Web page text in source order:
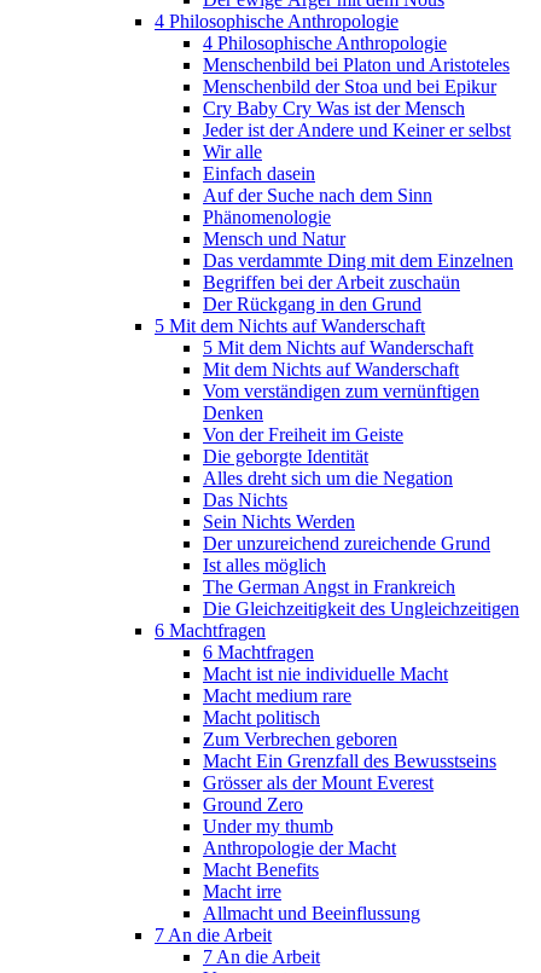
4 Philosophische Anthropologie
4 Philosophische Anthropologie
Menschenbild bei Platon und Aristoteles
Menschenbild der Stoa und bei Epikur
Cry Baby Cry Was ist der Mensch
Jeder ist der Andere und Keiner er selbst
Wir alle
Einfach dasein
Auf der Suche nach dem Sinn
Phänomenologie
Mensch und Natur
Das verdammte Ding mit dem Einzelnen
Begriffen bei der Arbeit zuschaün
Der Rückgang in den Grund
5 Mit dem Nichts auf Wanderschaft
5 Mit dem Nichts auf Wanderschaft
Mit dem Nichts auf Wanderschaft
Vom verständigen zum vernünftigen
Denken
Von der Freiheit im Geiste
Die geborgte Identität
Alles dreht sich um die Negation
Das Nichts
Sein Nichts Werden
Der unzureichend zureichende Grund
Ist alles möglich
The German Angst in Frankreich
Die Gleichzeitigkeit des Ungleichzeitigen
6 Machtfragen
6 Machtfragen
Macht ist nie individuelle Macht
Macht medium rare
Macht politisch
Zum Verbrechen geboren
Macht Ein Grenzfall des Bewusstseins
Grösser als der Mount Everest
Ground Zero
Under my thumb
Anthropologie der Macht
Macht Benefits
Macht irre
Allmacht und Beeinflussung
7 An die Arbeit
7 An die Arbeit